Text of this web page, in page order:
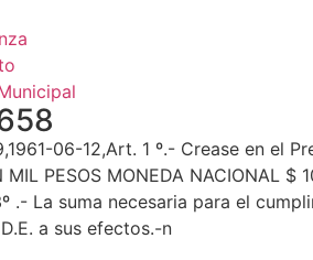
06-12,Art. 1 º.- Crease en el
PESOS MONEDA NACIONAL
.- La suma necesaria para el
a sus efectos.-n